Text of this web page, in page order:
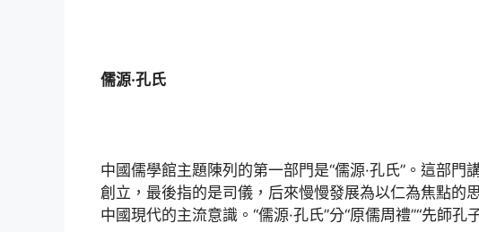
儒源·孔氏
中國儒學館主題陳列的第一部門是“儒源·孔氏”。這部
創立，最後指的是司儀，后來慢慢發展為以仁為焦點的
中國現代的主流意識。“儒源·孔氏”分“原儒周禮”“先師孔